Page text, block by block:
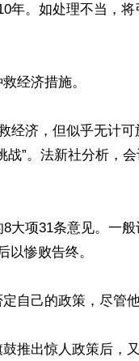
年。如处理不当，
经济措施。
经济，但似乎无计
”。法新社分析，
大项31条意见。一
以惨败告终。
自己的政策，尽管
推出惊人政策后，